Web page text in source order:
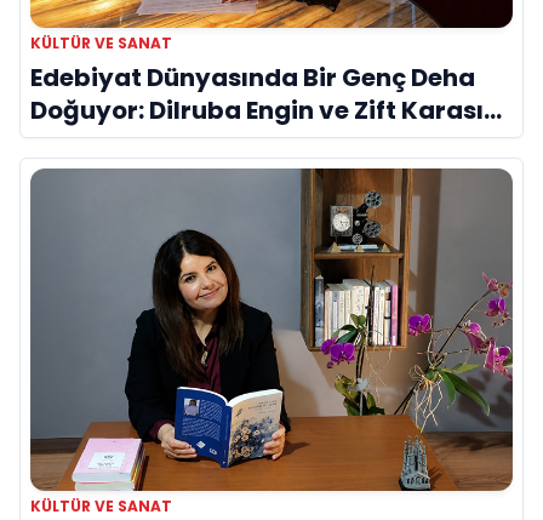
KÜLTÜR VE SANAT
Edebiyat Dünyasında Bir Genç Deha
Doğuyor: Dilruba Engin ve Zift Karası
Evreni ‘AVENOİR’
KÜLTÜR VE SANAT